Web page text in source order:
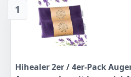
1
Hihealer 2er / 4er-Pack